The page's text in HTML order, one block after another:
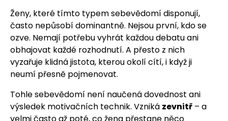
Ženy, které tímto typem sebevědomí disponují,
často nepůsobí dominantně. Nejsou první, kdo se
ozve. Nemají potřebu vyhrát každou debatu ani
obhajovat každé rozhodnutí. A přesto z nich
vyzařuje klidná jistota, kterou okolí cítí, i když ji
neumí přesně pojmenovat.
Tohle sebevědomí není naučená dovednost ani
výsledek motivačních technik. Vzniká zevnitř – a